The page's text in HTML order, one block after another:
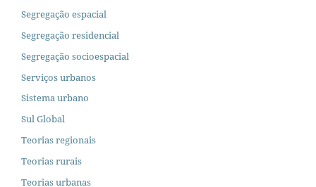
Segregação espacial
Segregação residencial
Segregação socioespacial
Serviços urbanos
Sistema urbano
Sul Global
Teorias regionais
Teorias rurais
Teorias urbanas